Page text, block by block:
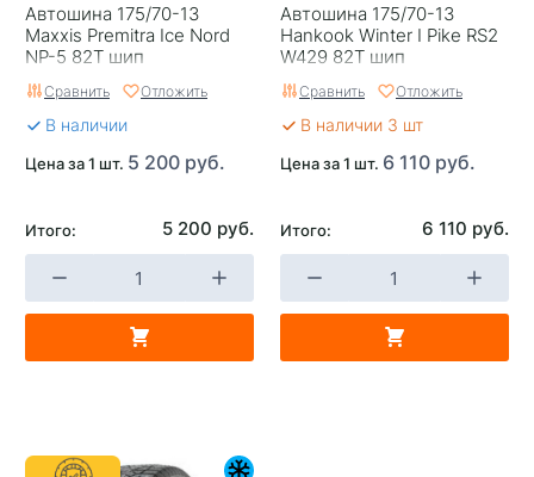
Автошина 175/70-13
Maxxis Premitra Ice Nord
NP-5 82T шип
Сравнить Отложить
В наличии
Цена за 1 шт. 5 200 руб.
Итого: 5 200 руб.
Автошина 175/70-13
Hankook Winter I Pike RS2
W429 82T шип
Сравнить Отложить
В наличии 3 шт
Цена за 1 шт. 6 110 руб.
Итого: 6 110 руб.